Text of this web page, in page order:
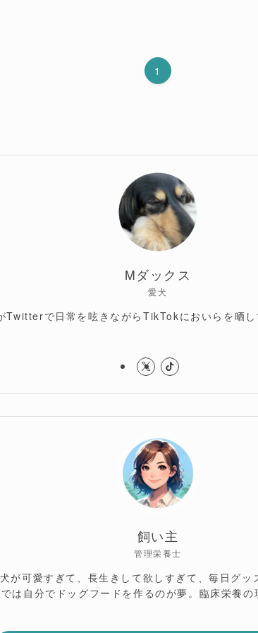
1
Mダックス
愛犬
で日常を呟きながらTikTokにおいらを晒
飼い主
管理栄養士
が可愛すぎて、長生きして欲しすぎて、毎日グ
は自分でドッグフードを作るのが夢。臨床栄養